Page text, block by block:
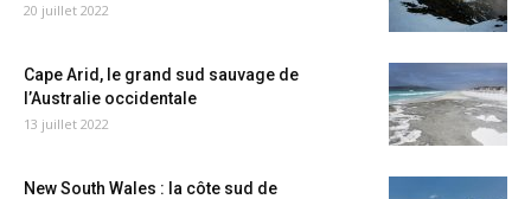
20 juillet 2022
Cape Arid, le grand sud sauvage de
l’Australie occidentale
13 juillet 2022
New South Wales : la côte sud de